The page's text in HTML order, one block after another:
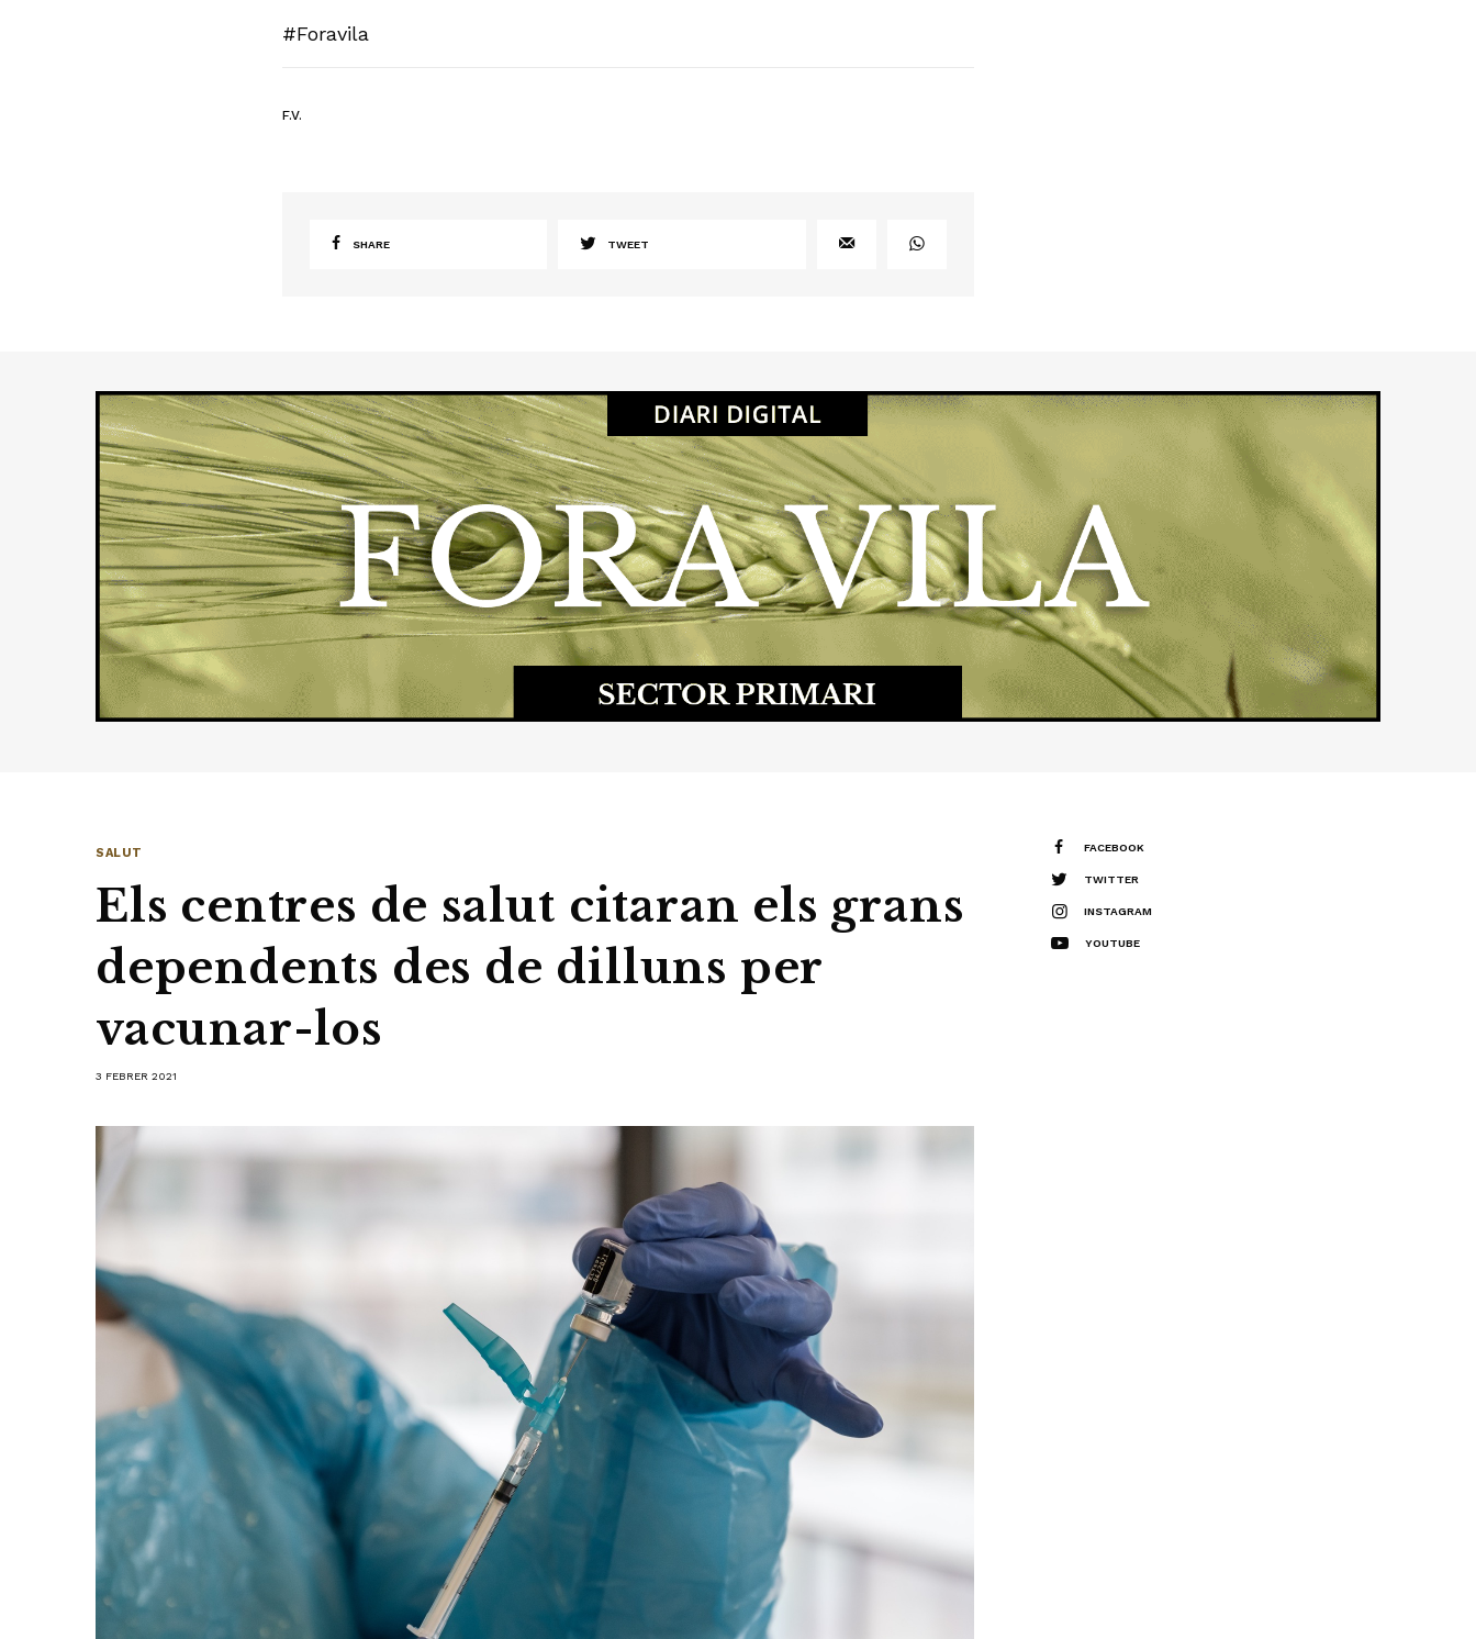
#Foravila
F.V.
SHARE TWEET
SALUT
Els centres de salut citaran els grans
dependents des de dilluns per
vacunar-los
3 FEBRER 2021
FACEBOOK
TWITTER
INSTAGRAM
YOUTUBE